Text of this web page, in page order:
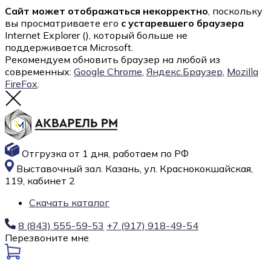
Сайт может отображаться некорректно, поскольку
вы просматриваете его с устаревшего браузера
Internet Explorer (), который больше не
поддерживается Microsoft.
Рекомендуем обновить браузер на любой из
современных: Google Chrome, Яндекс.Браузер, Mozilla
FireFox.
Отгрузка от 1 дня, работаем по РФ
Выставочный зал. Казань, ул. Краснококшайская,
119, кабинет 2
Скачать каталог
8 (843) 555-59-53 +7 (917) 918-49-54
Перезвоните мне